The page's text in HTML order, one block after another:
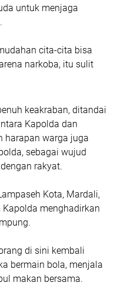
untuk menjaga
cita-cita bisa
narkoba, itu sulit
keakraban, ditandai
Kapolda dan
harapan warga juga
sebagai wujud
rakyat.
Kota, Mardali,
menghadirkan
di sini kembali
bermain bola, menjala
makan bersama.